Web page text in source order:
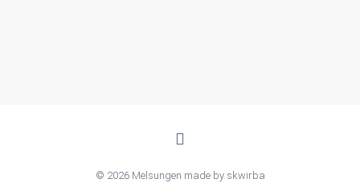
© 2026 Melsungen made by skwirba